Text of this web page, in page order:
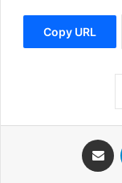
Copy URL
تيلقرام